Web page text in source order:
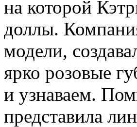
на которой
доллы.
модели,
ярко розовые
и узнаваем.
представила